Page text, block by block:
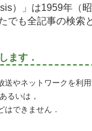
）」は1959年（
でも全記事の検
ます．
送やネットワークを利
るいは，
はできません．